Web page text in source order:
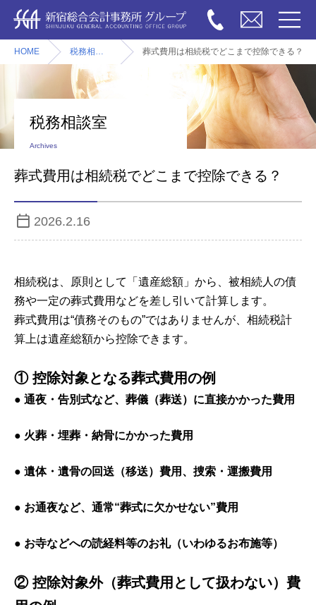
HOME 税務相談室 葬式費用は相続税でどこまで控除できる？
税務相談室
Archives
葬式費用は相続税でどこまで控除できる？
2026.2.16
相続税は、原則として「遺産総額」から、被相続人の債
務や一定の葬式費用などを差し引いて計算します。
葬式費用は“債務そのもの”ではありませんが、相続税計
算上は遺産総額から控除できます。
① 控除対象となる葬式費用の例
● 通夜・告別式など、葬儀（葬送）に直接かかった費用
● 火葬・埋葬・納骨にかかった費用
● 遺体・遺骨の回送（移送）費用、捜索・運搬費用
● お通夜など、通常“葬式に欠かせない”費用
● お寺などへの読経料等のお礼（いわゆるお布施等）
② 控除対象外（葬式費用として扱わない）費